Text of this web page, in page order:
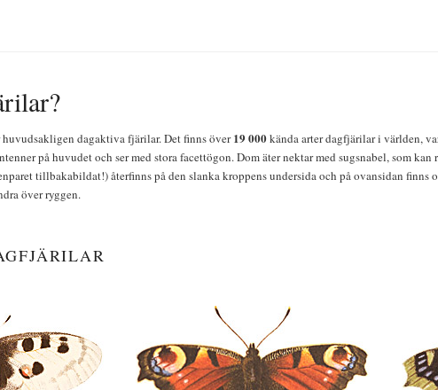
huvudsakligen dagaktiva fjärilar. Det finns över19 000kända arter dagfjärilar i världen,
på huvudet och ser med stora facettögon. Dom äter nektar med sugsnabel, som
tillbakabildat!) återfinns på den slanka kroppens undersida och på ovansidan finns
över ryggen.